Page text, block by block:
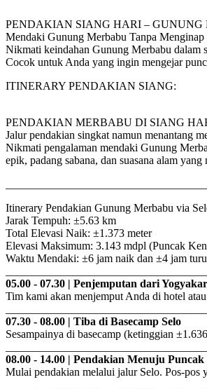
PENDAKIAN SIANG HARI – GUNUNG
Mendaki Gunung Merbabu Tanpa Menginap
Nikmati keindahan Gunung Merbabu dalam
Cocok untuk Anda yang ingin mengejar
ITINERARY PENDAKIAN SIANG:
PENDAKIAN MERBABU DI SIANG
Jalur pendakian singkat namun menantang
Nikmati pengalaman mendaki Gunung
epik, padang sabana, dan suasana alam yang
Itinerary Pendakian Gunung Merbabu via
Jarak Tempuh: ±5.63 km
Total Elevasi Naik: ±1.373 meter
Elevasi Maksimum: 3.143 mdpl (Puncak
Waktu Mendaki: ±6 jam naik dan ±4 jam
05.00 - 07.30 | Penjemputan dari
Tim kami akan menjemput Anda di hotel
07.30 - 08.00 | Tiba di Basecamp Selo
Sesampainya di basecamp (ketinggian
08.00 - 14.00 | Pendakian Menuju
Mulai pendakian melalui jalur Selo. Pos-pos